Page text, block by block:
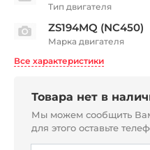
Тип двигателя
ZS194MQ (NC450)
Марка двигателя
Все характеристики
Товара нет в
Мы можем сообщить
для этого оставьте